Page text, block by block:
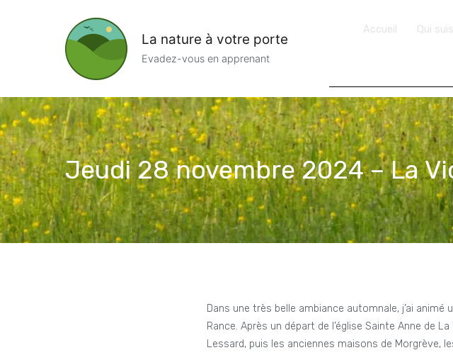
La nature à votre porte
Evadez-vous en apprenant
Accueil Qui
Jeudi 28 novembre 2024 – La
Dans une très belle ambiance automnale, j’ai
Rance. Après un départ de l’église Sainte Anne de
Lessard, puis les anciennes maisons de Morgrève,